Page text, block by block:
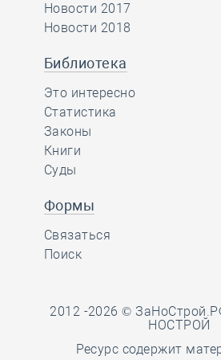
Новости 2017
Новости 2018
Библиотека
Это интересно
Статистика
Законы
Книги
Суды
Формы
Связаться
Поиск
2012 -2026 ©
НОСТРОЙ
Ресурс содержит